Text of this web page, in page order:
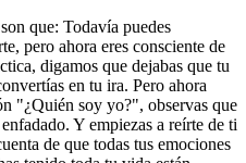
que: Todavía puedes
pero ahora eres consciente de
digamos que dejabas que tu
en tu ira. Pero ahora
"¿Quién soy yo?", observas que
Y empiezas a reírte de ti
de que todas tus emociones